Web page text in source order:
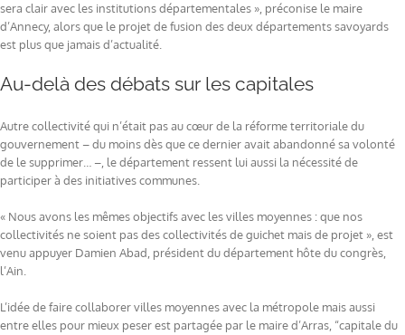
sera clair avec les institutions départementales », préconise le maire
d’Annecy, alors que le projet de fusion des deux départements savoyards
est plus que jamais d’actualité.
Au-delà des débats sur les capitales
Autre collectivité qui n’était pas au cœur de la réforme territoriale du
gouvernement – du moins dès que ce dernier avait abandonné sa volonté
de le supprimer… –, le département ressent lui aussi la nécessité de
participer à des initiatives communes.
« Nous avons les mêmes objectifs avec les villes moyennes : que nos
collectivités ne soient pas des collectivités de guichet mais de projet », est
venu appuyer Damien Abad, président du département hôte du congrès,
l’Ain.
L’idée de faire collaborer villes moyennes avec la métropole mais aussi
entre elles pour mieux peser est partagée par le maire d’Arras, “capitale du